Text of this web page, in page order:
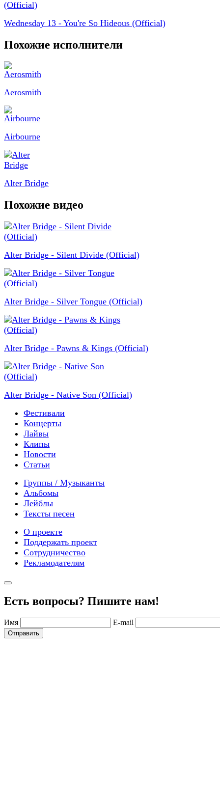
Wednesday 13 - You're So Hideous (Official)
Похожие исполнители
Aerosmith
Airbourne
Alter Bridge
Похожие видео
Alter Bridge - Silent Divide (Official)
Alter Bridge - Silver Tongue (Official)
Alter Bridge - Pawns & Kings (Official)
Alter Bridge - Native Son (Official)
Фестивали
Концерты
Лайвы
Клипы
Новости
Статьи
Группы / Музыканты
Альбомы
Лейблы
Тексты песен
О проекте
Поддержать проект
Сотрудничество
Рекламодателям
Есть вопросы? Пишите нам!
Имя E-mail